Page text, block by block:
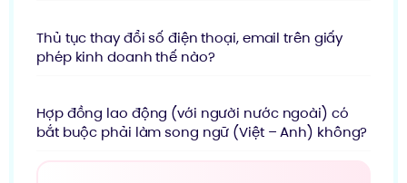
Thủ tục thay đổi số điện thoại, email trên giấy
phép kinh doanh thế nào?
Hợp đồng lao động (với người nước ngoài) có
bắt buộc phải làm song ngữ (Việt – Anh) không?